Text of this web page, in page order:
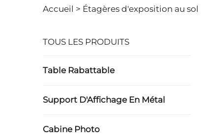
Accueil > Étagères d'exposition au sol
TOUS LES PRODUITS
Table Rabattable
Support D'Affichage En Métal
Cabine Photo